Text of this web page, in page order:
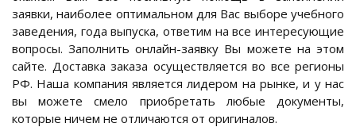
заявки, наиболее оптимальном для Вас выборе учебного
заведения, года выпуска, ответим на все интересующие
вопросы. Заполнить онлайн-заявку Вы можете на этом
сайте. Доставка заказа осуществляется во все регионы
РФ. Наша компания является лидером на рынке, и у нас
вы можете смело приобретать любые документы,
которые ничем не отличаются от оригиналов.